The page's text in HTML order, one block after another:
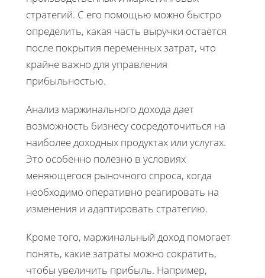
стратегий. С его помощью можно быстро
определить, какая часть выручки остается
после покрытия переменных затрат, что
крайне важно для управления
прибыльностью.
Анализ маржинального дохода дает
возможность бизнесу сосредоточиться на
наиболее доходных продуктах или услугах.
Это особенно полезно в условиях
меняющегося рыночного спроса, когда
необходимо оперативно реагировать на
изменения и адаптировать стратегию.
Кроме того, маржинальный доход помогает
понять, какие затраты можно сократить,
чтобы увеличить прибыль. Например,